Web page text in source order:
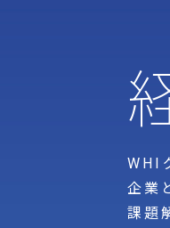
WHI
企業
課題